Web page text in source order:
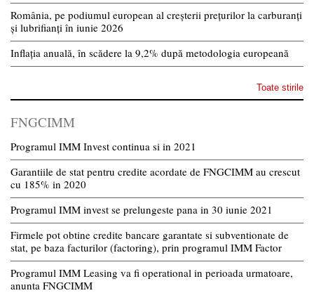
România, pe podiumul european al creșterii prețurilor la carburanți
și lubrifianți în iunie 2026
Inflația anuală, în scădere la 9,2% după metodologia europeană
Toate stirile
FNGCIMM
Programul IMM Invest continua si in 2021
Garantiile de stat pentru credite acordate de FNGCIMM au crescut
cu 185% in 2020
Programul IMM invest se prelungeste pana in 30 iunie 2021
Firmele pot obtine credite bancare garantate si subventionate de
stat, pe baza facturilor (factoring), prin programul IMM Factor
Programul IMM Leasing va fi operational in perioada urmatoare,
anunta FNGCIMM